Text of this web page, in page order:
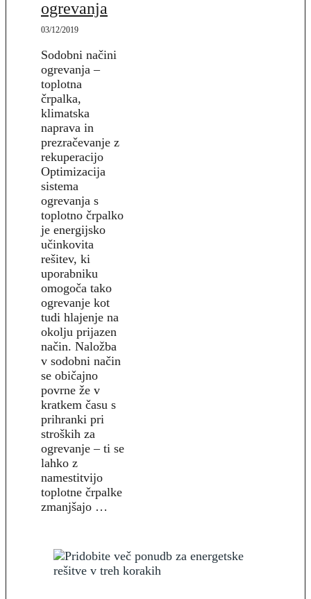
ogrevanja
03/12/2019
Sodobni načini
ogrevanja –
toplotna
črpalka,
klimatska
naprava in
prezračevanje z
rekuperacijo
Optimizacija
sistema
ogrevanja s
toplotno črpalko
je energijsko
učinkovita
rešitev, ki
uporabniku
omogoča tako
ogrevanje kot
tudi hlajenje na
okolju prijazen
način. Naložba
v sodobni način
se običajno
povrne že v
kratkem času s
prihranki pri
stroških za
ogrevanje – ti se
lahko z
namestitvijo
toplotne črpalke
zmanjšajo …